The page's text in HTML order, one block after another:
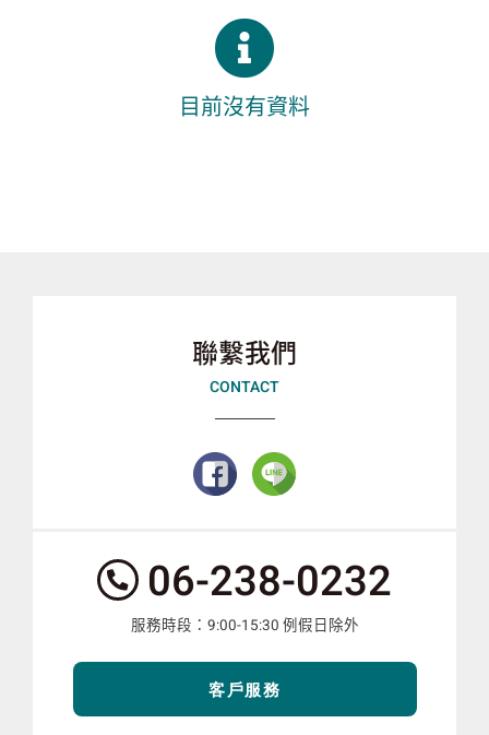
目前沒有資料
聯繫我們
CONTACT
服
務
電
話：
06-238-0232
服務時段：9:00-15:30 例假日除外
客戶服務